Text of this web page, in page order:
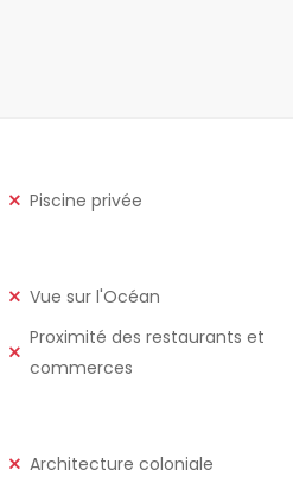
Piscine privée
Vue sur l'Océan
Proximité des restaurants et
commerces
Architecture coloniale